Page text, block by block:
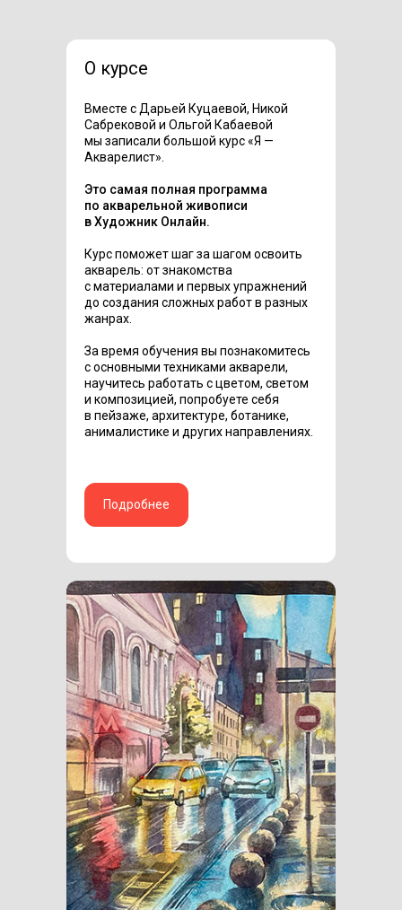
О курсе
Вместе с Дарьей Куцаевой, Никой
Сабрековой и Ольгой Кабаевой
мы записали большой курс «Я —
Акварелист».
Это самая полная программа
по акварельной живописи
в Художник Онлайн.
Курс поможет шаг за шагом освоить
акварель: от знакомства
с материалами и первых упражнений
до создания сложных работ в разных
жанрах.
За время обучения вы познакомитесь
с основными техниками акварели,
научитесь работать с цветом, светом
и композицией, попробуете себя
в пейзаже, архитектуре, ботанике,
анималистике и других направлениях.
Подробнее